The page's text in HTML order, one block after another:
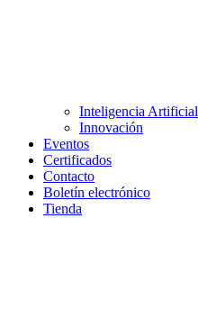
Inteligencia Artificial
Innovación
Eventos
Certificados
Contacto
Boletín electrónico
Tienda